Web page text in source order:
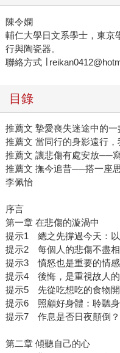
陳令嫻
輔仁大學日文系學士，東京
行與陶瓷器。
聯絡方式 ∣
目錄
推薦文 摯愛喪失迷途中的
推薦文 當同行的身影遠行
推薦文 讓悲傷有處安放──
推薦文 撫今追昔──搭一座
李佩怡
序言
第一章 在悲傷的漩渦中
提示1 總之先撐過今天：
提示2 每個人的悲傷不盡
提示3 憤怒也是重要的情
提示4 後悔，是重視故人
提示5 先從吃想吃的食物
提示6 照顧好身體：聆聽
提示7 作息是否日夜顛倒
第二章 傾聽自己的心